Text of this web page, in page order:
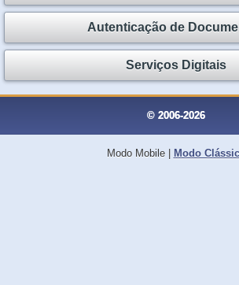
Autenticação de
Serviços Digitais
© 2006-2026
Modo Mobile| Modo